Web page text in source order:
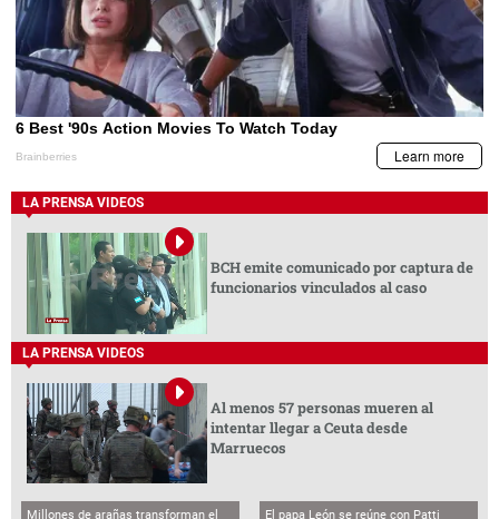
LA PRENSA VIDEOS
BCH emite comunicado por captura de
funcionarios vinculados al caso
LA PRENSA VIDEOS
Al menos 57 personas mueren al
intentar llegar a Ceuta desde
Marruecos
Millones de arañas transforman el
El papa León se reúne con Patti